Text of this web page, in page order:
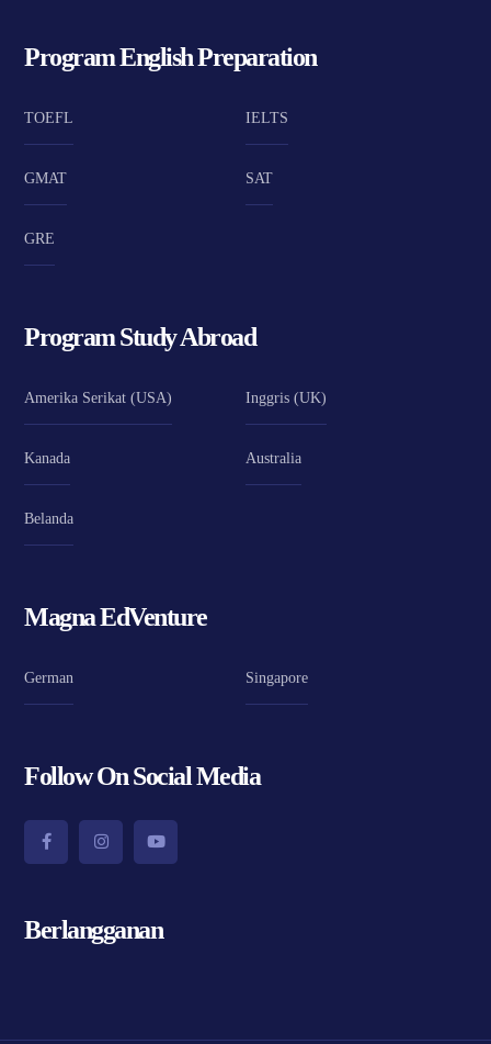
Program English Preparation
TOEFL IELTS
GMAT SAT
GRE
Program Study Abroad
Amerika Serikat (USA) Inggris (UK)
Kanada Australia
Belanda
Magna EdVenture
German Singapore
Follow On Social Media
Berlangganan